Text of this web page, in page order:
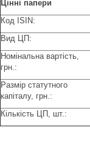
Цінні папери
Код ISIN:
Вид ЦП:
Номінальна вартість,
грн.:
Размір статутного
капіталу, грн.:
Кількість ЦП, шт.: